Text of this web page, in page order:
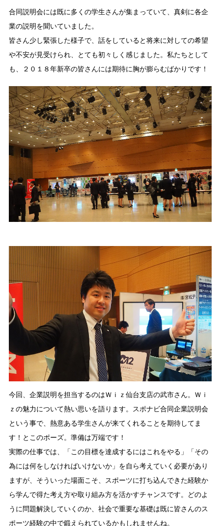
合同説明会には既に多くの学生さんが集まっていて、真剣に各企
業の説明を聞いていました。
皆さん少し緊張した様子で、話をしていると将来に対しての希望
や不安が見受けられ、とても初々しく感じました。私たちとして
も、２０１８年新卒の皆さんには期待に胸が膨らむばかりです！
今回、企業説明を担当するのはＷｉｚ仙台支店の武市さん。Ｗｉ
ｚの魅力について熱い思いを語ります。スポナビ合同企業説明会
という事で、熱意ある学生さんが来てくれることを期待してま
す！とこのポーズ。準備は万端です！
実際の仕事では、「この目標を達成するにはこれをやる」「その
為には何をしなければいけないか」を自ら考えていく必要があり
ますが、そういった場面こそ、スポーツに打ち込んできた経験か
ら学んで得た考え方や取り組み方を活かすチャンスです。どのよ
うに問題解決していくのか、社会で重要な基礎は既に皆さんのス
ポーツ経験の中で鍛えられているかもしれませんね。